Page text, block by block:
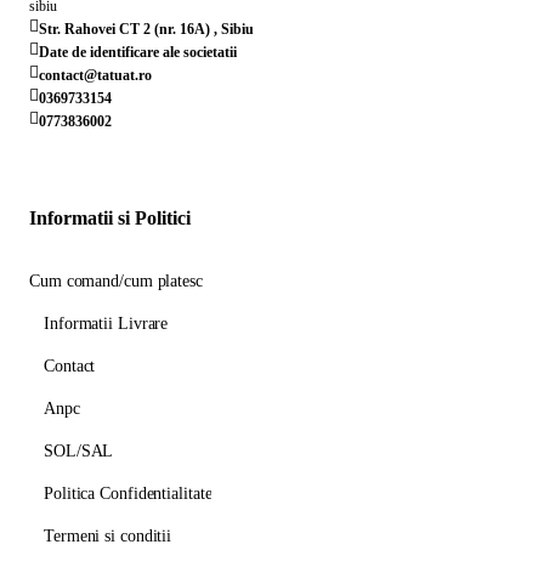
sibiu
Str. Rahovei CT 2 (nr. 16A) , Sibiu
Date de identificare ale societatii
contact@tatuat.ro
0369733154
0773836002
Informatii si Politici
Cum comand/cum platesc
Informatii Livrare
Contact
Anpc
SOL/SAL
Politica Confidentialitate
Termeni si conditii